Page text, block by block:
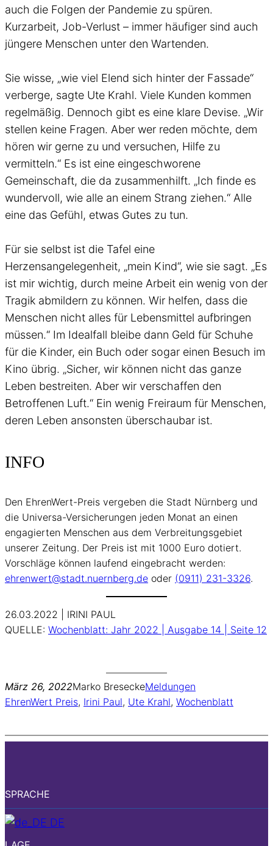
auch die Folgen der Pandemie zu spüren.
Kurzarbeit, Job-Verlust – immer häufiger sind auch
jüngere Menschen unter den Wartenden.
Sie wisse, „wie viel Elend sich hinter der Fassade“
verberge, sagte Ute Krahl. Viele Kunden kommen
regelmäßig. Dennoch gibt es eine klare Devise. „Wir
stellen keine Fragen. Aber wer reden möchte, dem
hören wir gerne zu und versuchen, Hilfe zu
vermitteln.“ Es ist eine eingeschworene
Gemeinschaft, die da zusammenhilft. „Ich finde es
wundervoll, wie alle an einem Strang ziehen.“ Alle
eine das Gefühl, etwas Gutes zu tun.
Für sie selbst ist die Tafel eine
Herzensangelegenheit, „mein Kind“, wie sie sagt. „Es
ist mir wichtig, durch meine Arbeit ein wenig von der
Tragik abmildern zu können. Wir helfen, dass die
Menschen nicht alles für Lebensmittel aufbringen
müssen.“ Im Idealfall bleibe dann Geld für Schuhe
für die Kinder, ein Buch oder sogar einen Besuch im
Kino übrig. „Sicher, wir können nicht das ganze
Leben bestreiten. Aber wir verschaffen den
Betroffenen Luft.“ Ein wenig Freiraum für Menschen,
deren Leben ansonsten überschaubar ist.
INFO
Den EhrenWert-Preis vergeben die Stadt Nürnberg und
die Universa-Versicherungen jeden Monat an einen
engagierten Menschen aus dem Verbreitungsgebiet
unserer Zeitung. Der Preis ist mit 1000 Euro dotiert.
Vorschläge können laufend eingebracht werden:
ehrenwert@stadt.nuernberg.de oder (0911) 231-3326.
26.03.2022 | IRINI PAUL
QUELLE: Wochenblatt: Jahr 2022 | Ausgabe 14 | Seite 12
März 26, 2022Marko BreseckeMeldungen
EhrenWert Preis, Irini Paul, Ute Krahl, Wochenblatt
SPRACHE
DE